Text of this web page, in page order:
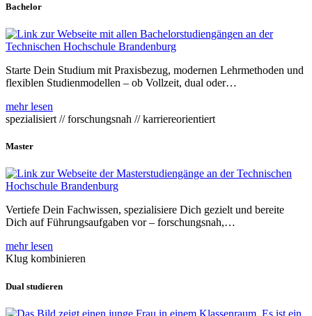
Bachelor
Starte Dein Studium mit Praxisbezug, modernen Lehrmethoden und
flexiblen Studienmodellen – ob Vollzeit, dual oder…
mehr lesen
spezialisiert // forschungsnah // karriereorientiert
Master
Vertiefe Dein Fachwissen, spezialisiere Dich gezielt und bereite
Dich auf Führungsaufgaben vor – forschungsnah,…
mehr lesen
Klug kombinieren
Dual studieren